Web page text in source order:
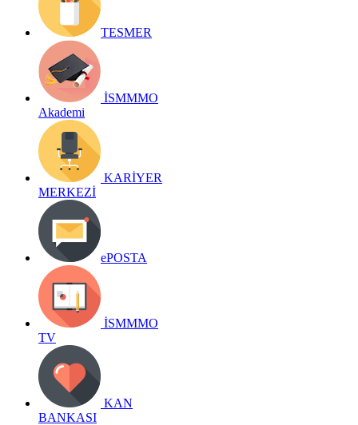
TESMER
İSMMMO
Akademi
KARİYER
MERKEZİ
ePOSTA
İSMMMO
TV
KAN
BANKASI